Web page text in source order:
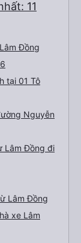
11
Đồng
tại 01 Tô
Nguyễn
Lâm Đồng đi
Lâm Đồng
xe Lâm